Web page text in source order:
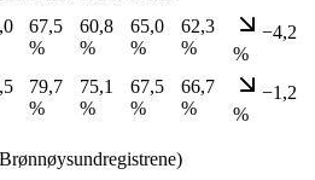
67,5
%
60,8
%
65,0
%
62,3
%
−4,2
%
79,7
%
75,1
%
67,5
%
66,7
%
−1,2
%